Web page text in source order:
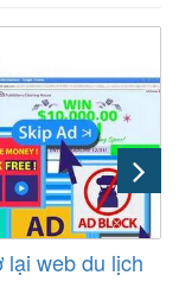
lại web du lịch